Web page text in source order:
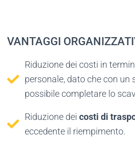
VANTAGGI
Riduzione dei costi in
personale, dato che con un
possibile completare lo
Riduzione dei costi di
eccedente il riempimento.